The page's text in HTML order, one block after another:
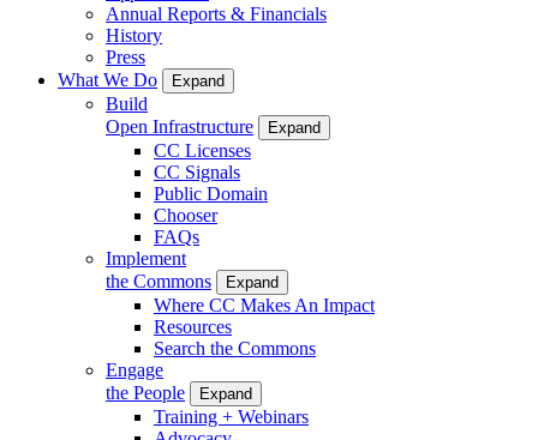
Annual Reports & Financials
History
Press
What We Do
Expand
Build
Open Infrastructure
Expand
CC Licenses
CC Signals
Public Domain
Chooser
FAQs
Implement
the Commons
Expand
Where CC Makes An Impact
Resources
Search the Commons
Engage
the People
Expand
Training + Webinars